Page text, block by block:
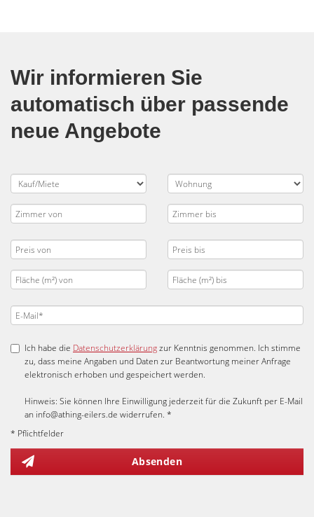
Wir informieren Sie
automatisch über passende
neue Angebote
Ich habe die Datenschutzerklärungzur Kenntnis genommen. Ich stimme
zu, dass meine Angaben und Daten zur Beantwortung meiner Anfrage
elektronisch erhoben und gespeichert werden.
Hinweis: Sie können Ihre Einwilligung jederzeit für die Zukunft per E-Mail
an info@athing-eilers.de widerrufen. *
* Pflichtfelder
Absenden